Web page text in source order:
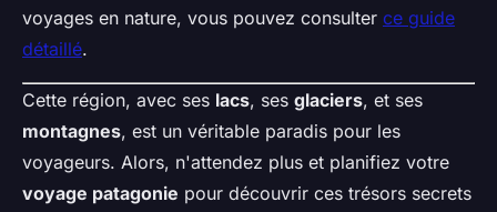
voyages en nature, vous pouvez consulter ce guide
détaillé.
Cette région, avec ses lacs, ses glaciers, et ses
montagnes, est un véritable paradis pour les
voyageurs. Alors, n'attendez plus et planifiez votre
voyage patagonie pour découvrir ces trésors secrets